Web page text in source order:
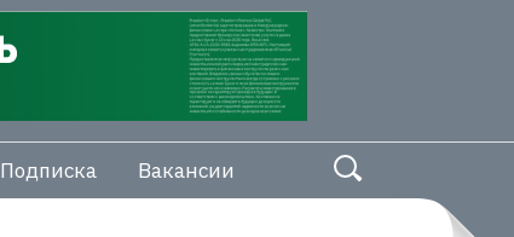
Подписка Вакансии